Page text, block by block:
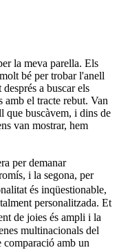
la meva parella. Els
bé per trobar l'anell
a buscar els
amb el tracte rebut. Van
que buscàvem, i dins de
van mostrar, hem
per demanar
i la segona, per
és inqüestionable,
personalitzada. Et
de joies és ampli i la
multinacionals del
comparació amb un